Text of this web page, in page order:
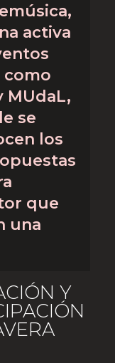
activa
como
MUdaL,
se
los
que
una
Y